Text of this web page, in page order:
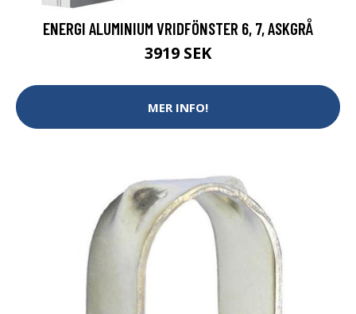
ENERGI ALUMINIUM VRIDFÖNSTER 6, 7, ASKGRÅ
3919 SEK
MER INFO!